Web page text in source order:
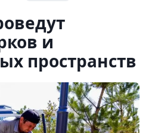
и
пространств